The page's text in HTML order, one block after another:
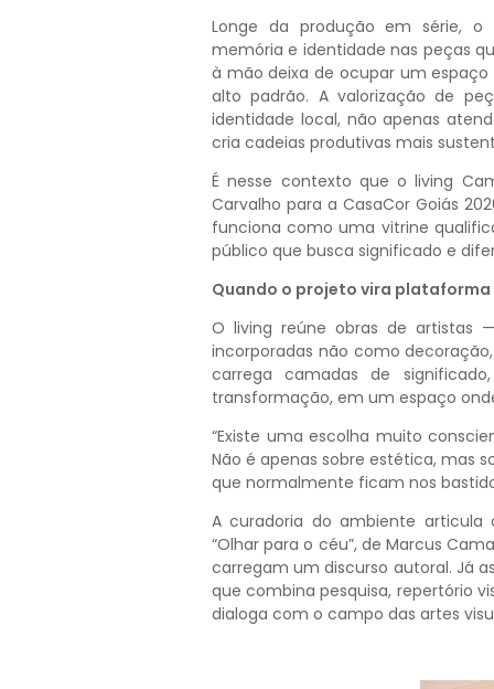
Longe da produção em série, o
memória e identidade nas peças
à mão deixa de ocupar um
alto padrão. A valorização de
identidade local, não apenas
cria cadeias produtivas mais
É nesse contexto que o living
Carvalho para a CasaCor Goiás
funciona como uma vitrine
público que busca significado e
Quando o projeto vira
O living reúne obras de artistas
incorporadas não como
carrega camadas de
transformação, em um espaço
“Existe uma escolha muito
Não é apenas sobre estética, mas
que normalmente ficam nos
A curadoria do ambiente articula
“Olhar para o céu”, de Marcus
carregam um discurso autoral. Já
que combina pesquisa, repertório
dialoga com o campo das artes